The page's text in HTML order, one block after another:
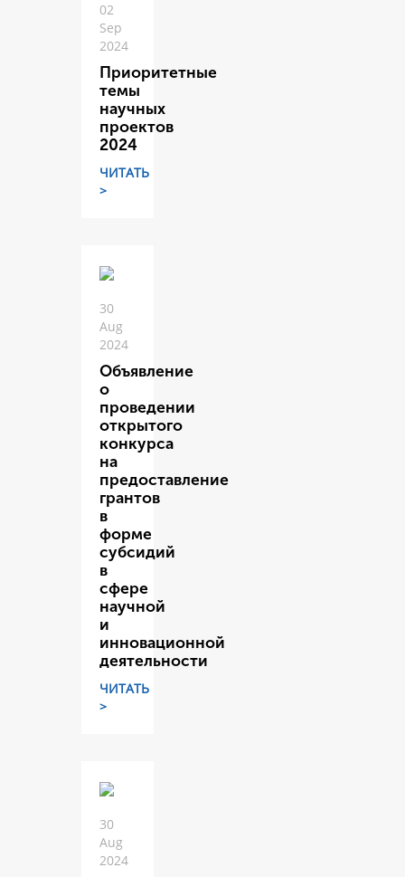
02
Sep
2024
Приоритетные
темы
научных
проектов
2024
ЧИТАТЬ
>
30
Aug
2024
Объявление
о
проведении
открытого
конкурса
на
предоставление
грантов
в
форме
субсидий
в
сфере
научной
и
инновационной
деятельности
ЧИТАТЬ
>
30
Aug
2024